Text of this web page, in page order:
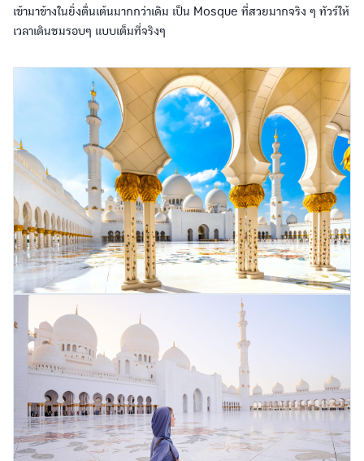
เข้ามาข้างในยิ่งตื่นเต้นมากกว่าเดิม เป็น Mosque ที่สวยมากจริง ๆ ทัวร์ให้
เวลาเดินชมรอบๆ แบบเต็มที่จริงๆ